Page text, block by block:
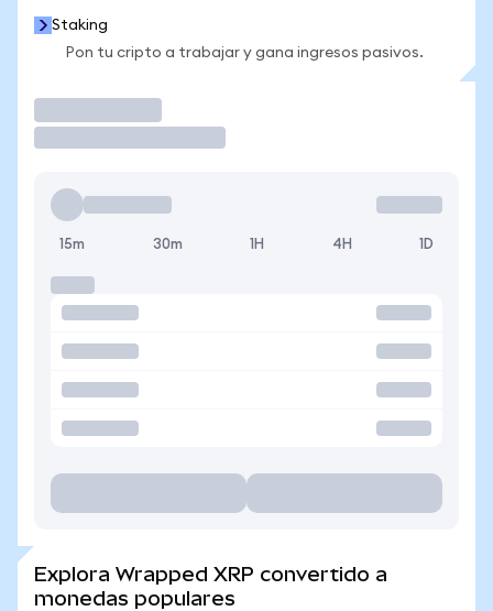
Staking
Pon tu cripto a trabajar y gana ingresos pasivos.
15m 30m 1H 4H 1D
Explora Wrapped XRP convertido a
monedas populares